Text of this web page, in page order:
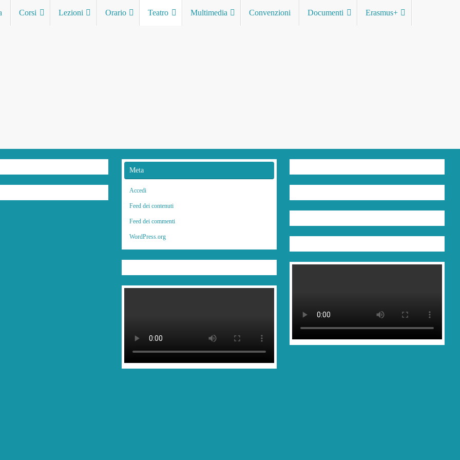
Corsi Lezioni Orario Teatro Multimedia Convenzioni Documenti Erasmus+
Meta
Accedi
Feed dei contenuti
Feed dei commenti
WordPress.org